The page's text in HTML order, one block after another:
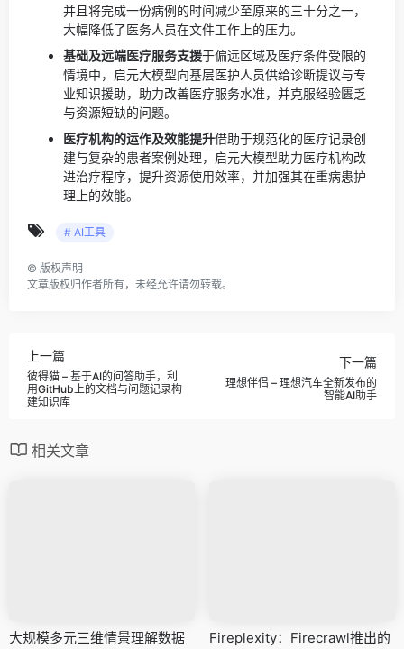
并且将完成一份病例的时间减少至原来的三十分之一，
大幅降低了医务人员在文件工作上的压力。
基础及远端医疗服务支援于偏远区域及医疗条件受限的
情境中，启元大模型向基层医护人员供给诊断提议与专
业知识援助，助力改善医疗服务水准，并克服经验匮乏
与资源短缺的问题。
医疗机构的运作及效能提升借助于规范化的医疗记录创
建与复杂的患者案例处理，启元大模型助力医疗机构改
进治疗程序，提升资源使用效率，并加强其在重病患护
理上的效能。
# AI工具
© 版权声明
文章版权归作者所有，未经允许请勿转载。
上一篇
彼得猫 – 基于AI的问答助手，利
用GitHub上的文档与问题记录构
建知识库
下一篇
理想伴侣 – 理想汽车全新发布的
智能AI助手
相关文章
大规模多元三维情景理解数据
Fireplexity：Firecrawl推出的